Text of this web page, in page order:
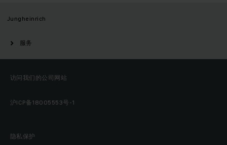
Jungheinrich
服务
访问我们的公司网站
沪ICP备18005553号-1
隐私保护